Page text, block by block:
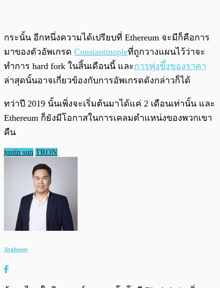
กระนั้น อีกหนึ่งความได้เปรียบที่ Ethereum จะมีก็คือการ
มาของตัวอัพเกรด Constantinopleที่ถูกวางแผนไว้ว่าจะ
ทำการ hard fork ในสิ้นเดือนนี้ และการพุ่งขึ้งของราคา
ล่าสุดนั้นอาจเกี่ยวข้องกับการอัพเกรดดังกล่าวก็ได้
ทว่าปี 2019 นั้นเพิ่งจะเริ่มต้นมาได้แค่ 2 เดือนเท่านั้น และ
Ethereum ก็ยังมีโอกาสในการเคลมตำแหน่งของพวกเขา
คืน
justin sun TRON
Jiraboon